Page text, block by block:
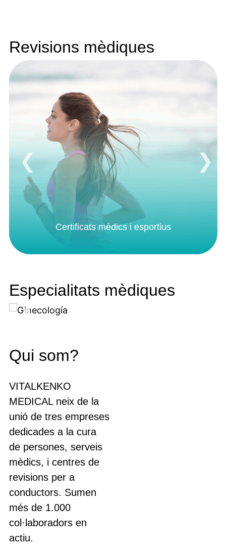
Revisions mèdiques
Certificats mèdics i esportius
Especialitats mèdiques
Ginecologia
Qui som?
VITALKENKO
MEDICAL neix de la
unió de tres empreses
dedicades a la cura
de persones, serveis
mèdics, i centres de
revisions per a
conductors. Sumen
més de 1.000
col·laboradors en
actiu.